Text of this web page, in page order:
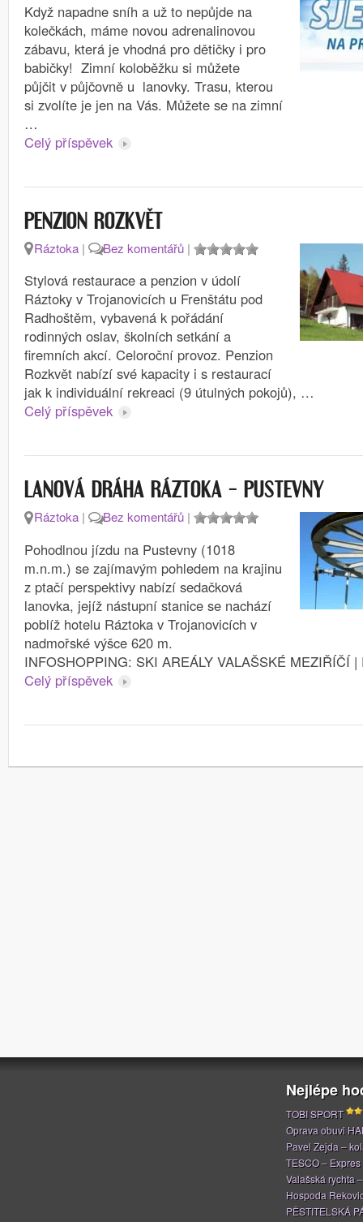
Když napadne sníh a už to nepůjde na
kolečkách, máme novou adrenalinovou
zábavu, která je vhodná pro dětičky i pro
babičky! Zimní koloběžku si můžete
půjčit v půjčovně u lanovky. Trasu, kterou
si zvolíte je jen na Vás. Můžete se na zimní
…
Celý příspěvek
PENZION ROZKVĚT
Ráztoka | Bez komentářů |
Stylová restaurace a penzion v údolí
Ráztoky v Trojanovicích u Frenštátu pod
Radhoštěm, vybavená k pořádání
rodinných oslav, školních setkání a
firemních akcí. Celoroční provoz. Penzion
Rozkvět nabízí své kapacity i s restaurací
jak k individuální rekreaci (9 útulných pokojů), …
Celý příspěvek
LANOVÁ DRÁHA RÁZTOKA – PUSTEVNY
Ráztoka | Bez komentářů |
Pohodlnou jízdu na Pustevny (1018
m.n.m.) se zajímavým pohledem na krajinu
z ptačí perspektivy nabízí sedačková
lanovka, jejíž nástupní stanice se nachází
poblíž hotelu Ráztoka v Trojanovicích v
nadmořské výšce 620 m.
INFOSHOPPING: SKI AREÁLY VALAŠSKÉ MEZIŘÍČÍ
Celý příspěvek
Nejlépe
TOBI SPORT
Oprava obuvi
Pavel Zejda –
TESCO – Expres
Valašská rychta
Hospoda
PĚSTITELSKÁ